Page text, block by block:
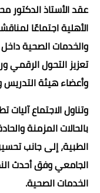
عقد الأستاذ
الأهلية اجتماعًا
والخدمات الصحية
تعزيز التحول الرقمي
وأعضاء هيئة التدريس
وتناول الاجتماع
بالحالات المزمنة
الطبية، إلى جانب
الجامعي وفق أحدث
الخدمات الصحية.